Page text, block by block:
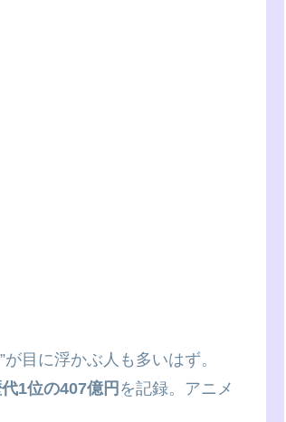
目に浮かぶ人も多いはず。
1位の407億円 を記録。アニメ